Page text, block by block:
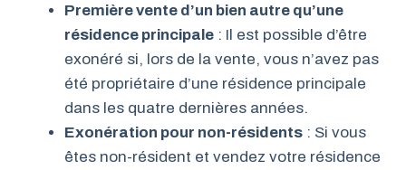
Première vente d’un bien autre qu’une
résidence principale : Il est possible d’être
exonéré si, lors de la vente, vous n’avez pas
été propriétaire d’une résidence principale
dans les quatre dernières années.
Exonération pour non-résidents : Si vous
êtes non-résident et vendez votre résidence